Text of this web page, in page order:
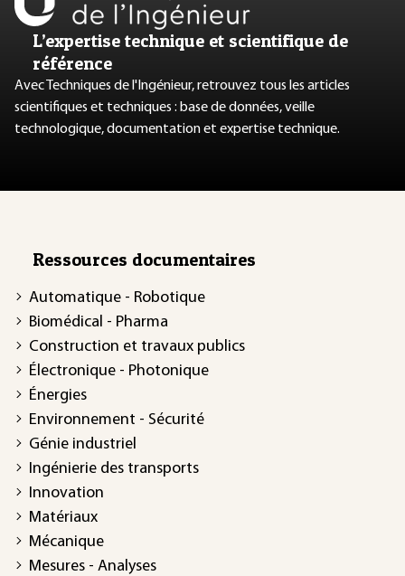
L’expertise technique et scientifique de
référence
Avec Techniques de l'Ingénieur, retrouvez tous les articles
scientifiques et techniques : base de données, veille
technologique, documentation et expertise technique.
Ressources documentaires
Automatique - Robotique
Biomédical - Pharma
Construction et travaux publics
Électronique - Photonique
Énergies
Environnement - Sécurité
Génie industriel
Ingénierie des transports
Innovation
Matériaux
Mécanique
Mesures - Analyses